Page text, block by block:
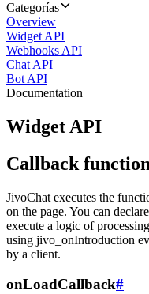
Categorías
Overview
Widget API
Webhooks API
Chat API
Bot API
Documentation
Widget API
Callback
JivoChat executes the
on the page. You can
execute a logic of
using jivo_onIntroduction
by a client.
onLoadCallback#